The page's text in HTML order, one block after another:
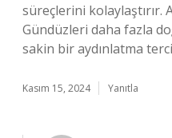
süreçlerini kolaylaştırır.
Gündüzleri daha fazla
sakin bir aydınlatma
Kasım 15, 2024 Yanıtla